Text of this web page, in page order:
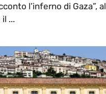
l’inferno di Gaza”,
...